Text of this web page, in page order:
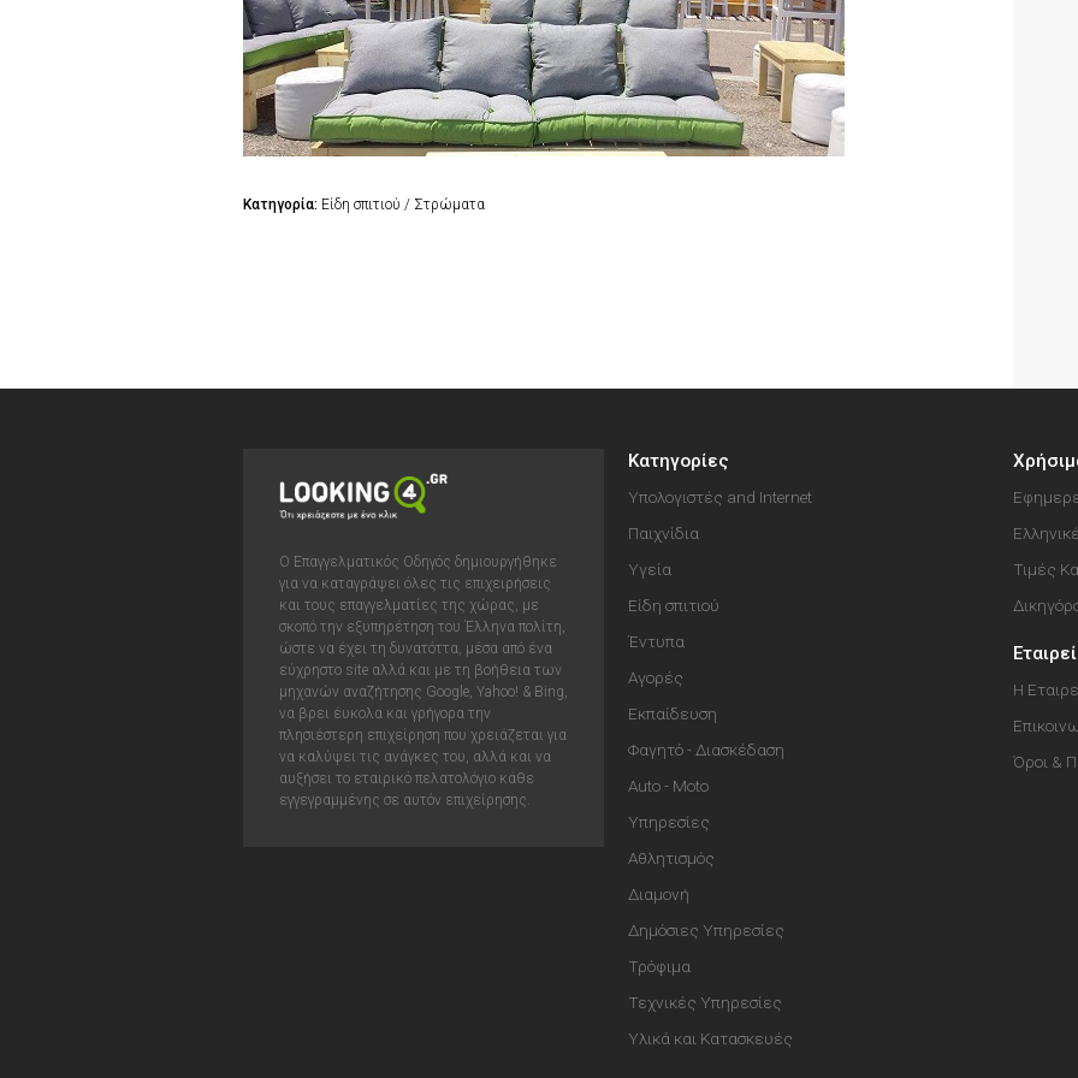
Κατηγορία: Είδη σπιτιού / Στρώματα
Ο Επαγγελματικός Οδηγός δημιουργήθηκε
για να καταγράψει όλες τις επιχειρήσεις
και τους επαγγελματίες της χώρας, με
σκοπό την εξυπηρέτηση του Έλληνα πολίτη,
ώστε να έχει τη δυνατόττα, μέσα από ένα
εύχρηστο site αλλά και με τη βοήθεια των
μηχανών αναζήτησης Google, Yahoo! & Bing,
να βρει έυκολα και γρήγορα την
πλησιέστερη επιχείρηση που χρειάζεται για
να καλύψει τις ανάγκες του, αλλά και να
αυξήσει το εταιρικό πελατολόγιο κάθε
εγγεγραμμένης σε αυτόν επιχείρησης.
Κατηγορίες
Υπολογιστές and Internet
Παιχνίδια
Υγεία
Είδη σπιτιού
Έντυπα
Αγορές
Εκπαίδευση
Φαγητό - Διασκέδαση
Auto - Moto
Υπηρεσίες
Αθλητισμός
Διαμονή
Δημόσιες Υπηρεσίες
Τρόφιμα
Τεχνικές Υπηρεσίες
Υλικά και Κατασκευές
Τιμές
Η
Όροι &